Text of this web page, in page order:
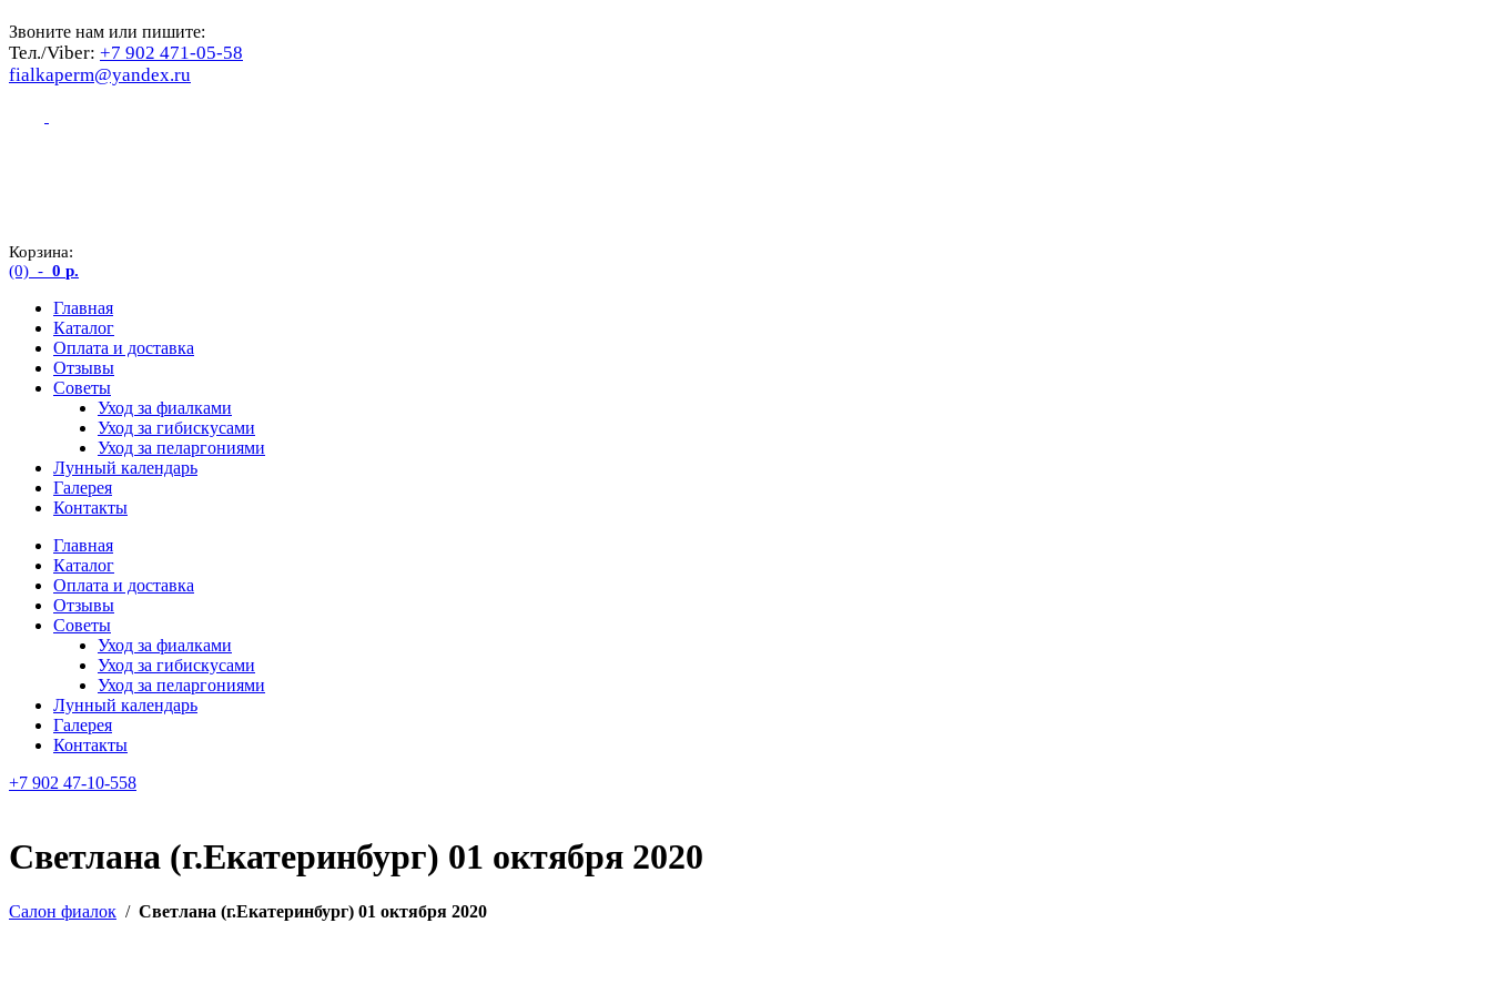
Звоните нам или пишите:
Тел./Viber: +7 902 471-05-58
fialkaperm@yandex.ru
Корзина:
(0) - 0 р.
Главная
Каталог
Оплата и доставка
Отзывы
Советы
Уход за фиалками
Уход за гибискусами
Уход за пеларгониями
Лунный календарь
Галерея
Контакты
Главная
Каталог
Оплата и доставка
Отзывы
Советы
Уход за фиалками
Уход за гибискусами
Уход за пеларгониями
Лунный календарь
Галерея
Контакты
+7 902 47-10-558
Светлана (г.Екатеринбург) 01 октября 2020
Салон фиалок / Светлана (г.Екатеринбург) 01 октября 2020